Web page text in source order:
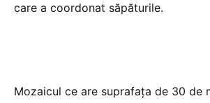
care a coordonat săpăturile.
Mozaicul ce are suprafaţa de 30 de